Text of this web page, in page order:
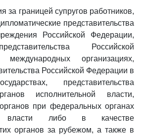
за границей супругов работников,
представительства
Российской Федерации,
Российской
организациях,
Российской Федерации в
представительства
исполнительной власти,
при федеральных органах
власти либо в качестве
органов за рубежом, а также в